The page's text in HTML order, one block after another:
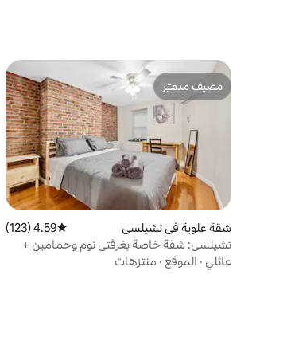
مضيف متميّز
مضيف متميّز
شقة علوية في تشيلسي متوسط التقييم 4.59 من 5، 123 مراجعات
4.59 (123)
تشيلسي: شقة خاصة بغرفتي نوم وحمامين +
فناء كبير
عائلي · الموقع · منتزهات